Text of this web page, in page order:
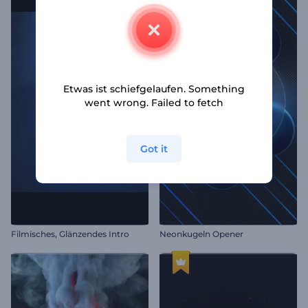
Filmisches, Glänzendes Intro Neonkugeln Opener
Etwas ist schiefgelaufen. Something
went wrong. Failed to fetch
Got it